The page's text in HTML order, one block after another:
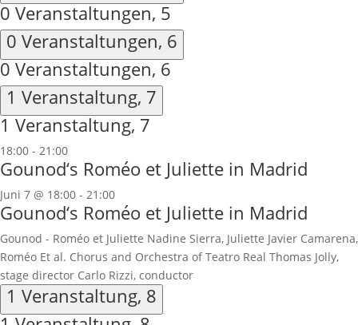
0 Veranstaltungen, 5
0 Veranstaltungen, 6
0 Veranstaltungen, 6
1 Veranstaltung, 7
1 Veranstaltung, 7
18:00 - 21:00
Gounod‘s Roméo et Juliette in Madrid
Juni 7 @ 18:00 - 21:00
Gounod‘s Roméo et Juliette in Madrid
Gounod - Roméo et Juliette Nadine Sierra, Juliette Javier Camarena,
Roméo Et al. Chorus and Orchestra of Teatro Real Thomas Jolly,
stage director Carlo Rizzi, conductor
1 Veranstaltung, 8